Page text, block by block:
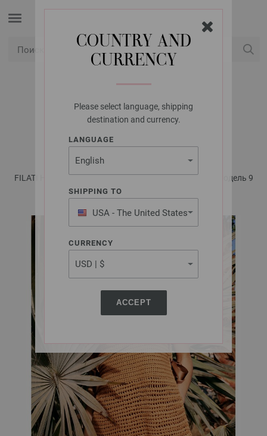
COUNTRY AND
CURRENCY
Please select language, shipping
destination and currency.
LANGUAGE
SHIPPING TO
USA - The United States
of America
CURRENCY
ACCEPT
LANA GROSSA
ТОП ORGANICO
FILATI Häkeln No. 5 - инструкции на русском языке | Модель 9